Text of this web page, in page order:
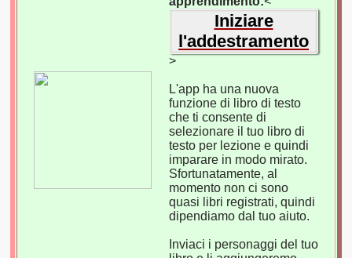
Iniziare
l'addestramento
>
L'app ha una nuova
funzione di libro di testo
che ti consente di
selezionare il tuo libro di
testo per lezione e quindi
imparare in modo mirato.
Sfortunatamente, al
momento non ci sono
quasi libri registrati, quindi
dipendiamo dal tuo aiuto.
Inviaci i personaggi del tuo